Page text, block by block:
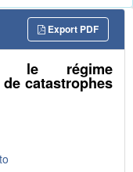
Export PDF
le régime
catastrophes